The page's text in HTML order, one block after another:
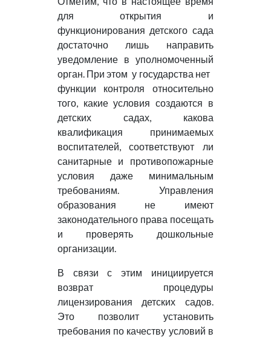
для открытия и
функционирования детского сада
достаточно лишь направить
уведомление в уполномоченный
орган. При этом у государства нет
функции контроля относительно
того, какие условия создаются в
детских садах, какова
квалификация принимаемых
воспитателей, соответствуют ли
санитарные и противопожарные
условия даже минимальным
требованиям. Управления
образования не имеют
законодательного права посещать
и проверять дошкольные
организации.
В связи с этим инициируется
возврат процедуры
лицензирования детских садов.
Это позволит установить
требования по качеству условий в